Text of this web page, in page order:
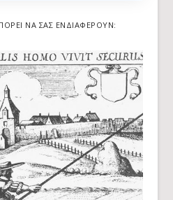
ΝΑ ΣΑΣ ΕΝΔΙΑΦΈΡΟΥΝ: